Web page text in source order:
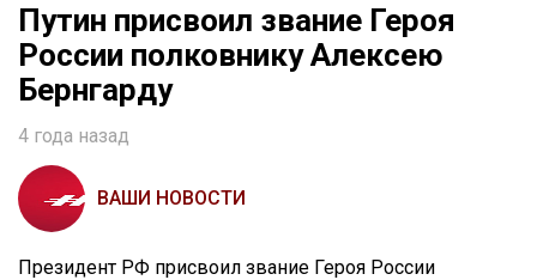
Путин присвоил звание Героя
России полковнику Алексею
Бернгарду
4 года назад
ВАШИ НОВОСТИ
Президент РФ присвоил звание Героя России